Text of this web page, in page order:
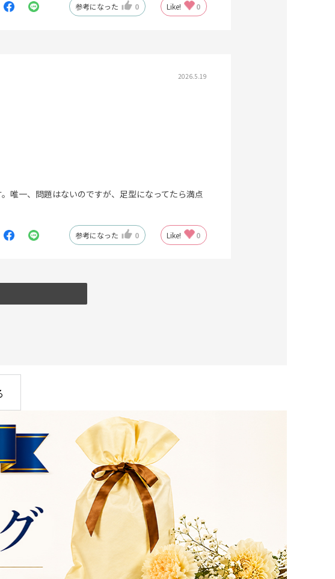
参考になった 0 Like! 0
2026.5.19
唯一、問題はないのですが、足型になってたら満点
参考になった 0 Like! 0